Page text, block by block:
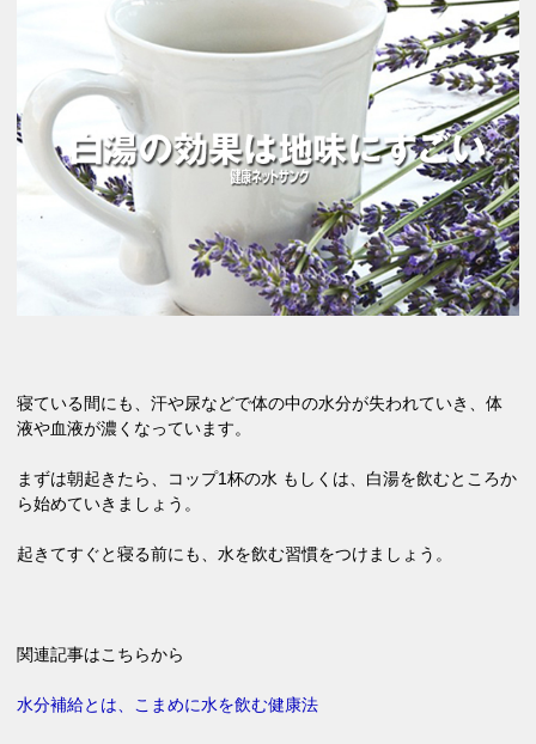
寝ている間にも、汗や尿などで体の中の水分が失われていき、体
液や血液が濃くなっています。
まずは朝起きたら、コップ1杯の水 もしくは、白湯を飲むところか
ら始めていきましょう。
起きてすぐと寝る前にも、水を飲む習慣をつけましょう。
関連記事はこちらから
水分補給とは、こまめに水を飲む健康法